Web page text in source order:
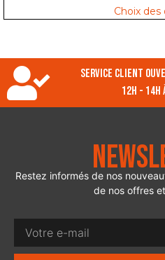
Choix des
Service client
12h - 14h
Restez informés de nos
de nos offres